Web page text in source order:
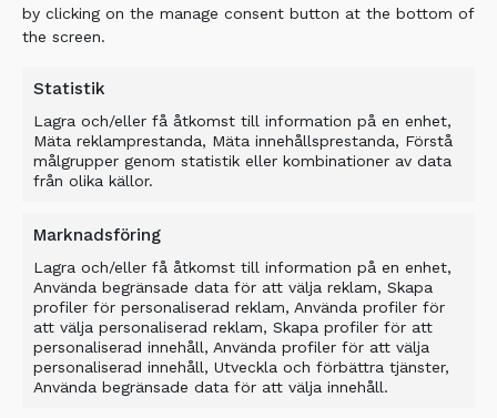
by clicking on the manage consent button at the bottom of
the screen.
Statistik
Lagra och/eller få åtkomst till information på en enhet,
Mäta reklamprestanda, Mäta innehållsprestanda, Förstå
målgrupper genom statistik eller kombinationer av data
från olika källor.
Marknadsföring
Lagra och/eller få åtkomst till information på en enhet,
Använda begränsade data för att välja reklam, Skapa
profiler för personaliserad reklam, Använda profiler för
att välja personaliserad reklam, Skapa profiler för att
personaliserad innehåll, Använda profiler för att välja
personaliserad innehåll, Utveckla och förbättra tjänster,
Använda begränsade data för att välja innehåll.
ALLU GROUP
Jokimäentie 1
16320 Pennala